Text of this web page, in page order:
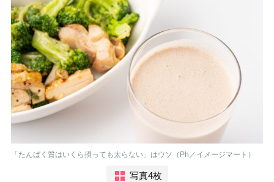
「たんぱく質はいくら摂っても太らない」はウソ（Ph／イメージマート）
写真4枚